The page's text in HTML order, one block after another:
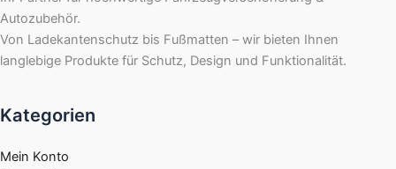
Autozubehör.
Von Ladekantenschutz bis Fußmatten – wir bieten Ihnen
langlebige Produkte für Schutz, Design und Funktionalität.
Kategorien
Mein Konto